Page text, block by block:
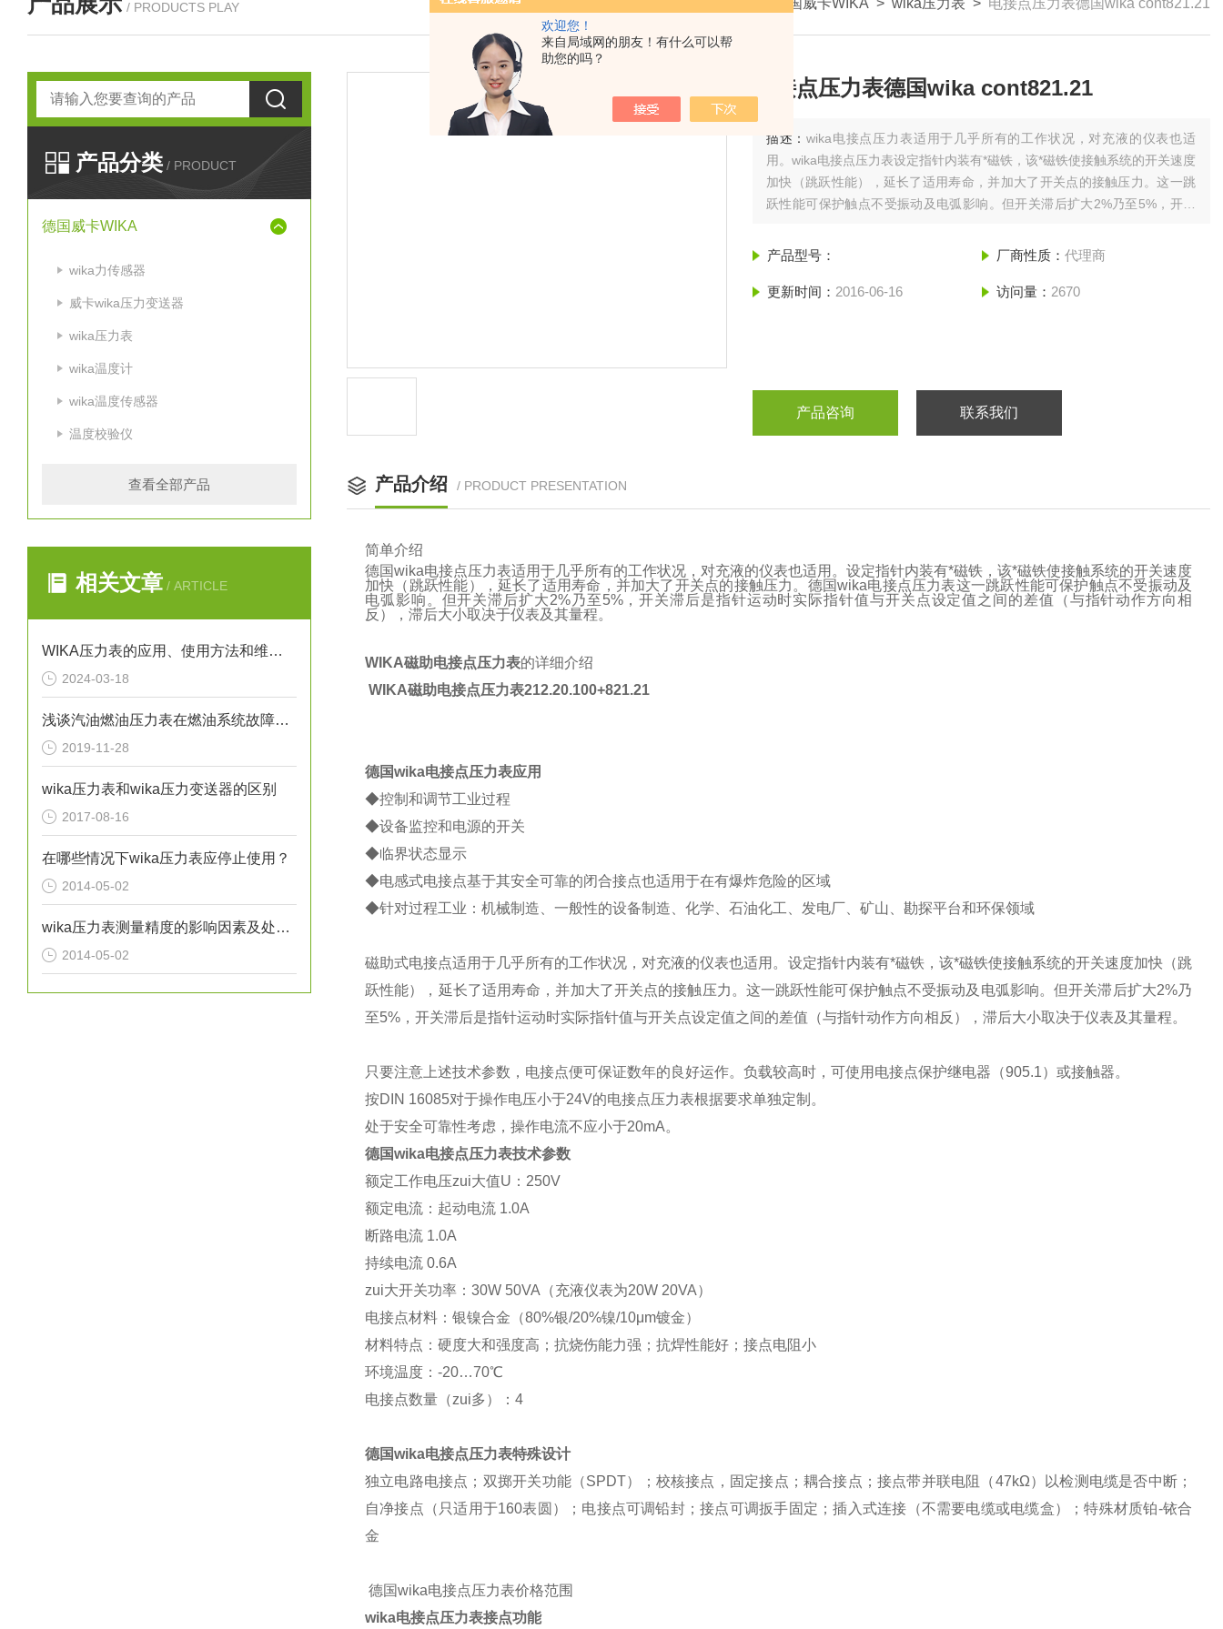
欢迎您！
来自局域网的朋友！有什么可以帮
助您的吗？
/ PRODUCTS PLAY 德国威卡WIKA > wika压力表 > 电接点压力表德国wika cont821.21
产品分类 / PRODUCT
德国威卡WIKA
wika力传感器
威卡wika压力变送器
wika压力表
wika温度计
wika温度传感器
温度校验仪
查看全部产品
相关文章 / ARTICLE
WIKA压力表的应用、使用方法和维护要点解析
2024-03-18
浅谈汽油燃油压力表在燃油系统故障排除中的应用
2019-11-28
wika压力表和wika压力变送器的区别
2017-08-16
在哪些情况下wika压力表应停止使用？
2014-05-02
wika压力表测量精度的影响因素及处理方法分析
2014-05-02
电接点压力表德国wika cont821.21
描述：wika电接点压力表适用于几乎所有的工作状况，对充液的仪表也适
用。wika电接点压力表设定指针内装有*磁铁，该*磁铁使接触系统的开关速度
加快（跳跃性能），延长了适用寿命，并加大了开关点的接触压力。这一跳
跃性能可保护触点不受振动及电弧影响。但开关滞后扩大2%乃至5%，开关
相反），滞后大小取决于仪表及其量程。
产品型号： 厂商性质： 代理商
更新时间： 2016-06-16 访问量： 2670
产品咨询 联系我们
产品介绍 / PRODUCT PRESENTATION
简单介绍
德国wika电接点压力表适用于几乎所有的工作状况，对充液的仪表也适用。设定指针内装有*磁铁，该*磁铁使接触系统的开关速度
加快（跳跃性能），延长了适用寿命，并加大了开关点的接触压力。德国wika电接点压力表这一跳跃性能可保护触点不受振动及
电弧影响。但开关滞后扩大2%乃至5%，开关滞后是指针运动时实际指针值与开关点设定值之间的差值（与指针动作方向相
反），滞后大小取决于仪表及其量程。
WIKA磁助电接点压力表的详细介绍
WIKA磁助电接点压力表212.20.100+821.21
德国wika电接点压力表应用
◆控制和调节工业过程
◆设备监控和电源的开关
◆临界状态显示
◆电感式电接点基于其安全可靠的闭合接点也适用于在有爆炸危险的区域
◆针对过程工业：机械制造、一般性的设备制造、化学、石油化工、发电厂、矿山、勘探平台和环保领域
磁助式电接点适用于几乎所有的工作状况，对充液的仪表也适用。设定指针内装有*磁铁，该*磁铁使接触系统的开关速度加快（跳
跃性能），延长了适用寿命，并加大了开关点的接触压力。这一跳跃性能可保护触点不受振动及电弧影响。但开关滞后扩大2%乃
至5%，开关滞后是指针运动时实际指针值与开关点设定值之间的差值（与指针动作方向相反），滞后大小取决于仪表及其量程。
只要注意上述技术参数，电接点便可保证数年的良好运作。负载较高时，可使用电接点保护继电器（905.1）或接触器。
按DIN 16085对于操作电压小于24V的电接点压力表根据要求单独定制。
处于安全可靠性考虑，操作电流不应小于20mA。
德国wika电接点压力表技术参数
额定工作电压zui大值U：250V
额定电流：起动电流 1.0A
断路电流 1.0A
持续电流 0.6A
zui大开关功率：30W 50VA（充液仪表为20W 20VA）
电接点材料：银镍合金（80%银/20%镍/10μm镀金）
材料特点：硬度大和强度高；抗烧伤能力强；抗焊性能好；接点电阻小
环境温度：-20…70℃
电接点数量（zui多）：4
德国wika电接点压力表特殊设计
独立电路电接点；双掷开关功能（SPDT）；校核接点，固定接点；耦合接点；接点带并联电阻（47kΩ）以检测电缆是否中断；
自净接点（只适用于160表圆）；电接点可调铅封；接点可调扳手固定；插入式连接（不需要电缆或电缆盒）；特殊材质铂-铱合
金
德国wika电接点压力表价格范围
wika电接点压力表接点功能